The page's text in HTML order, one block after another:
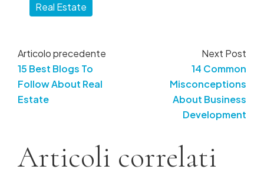
Real Estate
Articolo precedente
15 Best Blogs To
Follow About Real
Estate
Next Post
14 Common
Misconceptions
About Business
Development
Articoli correlati